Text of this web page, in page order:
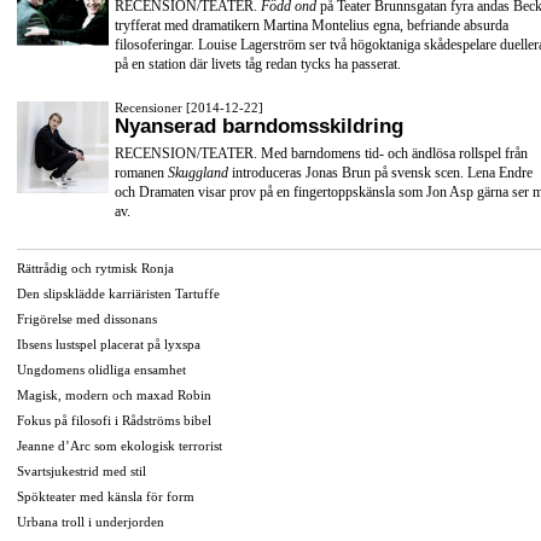
RECENSION/TEATER. Född ond på Teater Brunnsgatan fyra andas
tryfferat med dramatikern Martina Montelius egna, befriande absurda
filosoferingar. Louise Lagerström ser två högoktaniga skådespelare
på en station där livets tåg redan tycks ha passerat.
Recensioner [2014-12-22]
Nyanserad barndomsskildring
RECENSION/TEATER. Med barndomens tid- och ändlösa rollspel från
romanen Skuggland introduceras Jonas Brun på svensk scen. Lena Endre
och Dramaten visar prov på en fingertoppskänsla som Jon Asp gärna ser
av.
Rättrådig och rytmisk Ronja
Den slipsklädde karriäristen Tartuffe
Frigörelse med dissonans
Ibsens lustspel placerat på lyxspa
Ungdomens olidliga ensamhet
Magisk, modern och maxad Robin
Fokus på filosofi i Rådströms bibel
Jeanne d’Arc som ekologisk terrorist
Svartsjukestrid med stil
Spökteater med känsla för form
Urbana troll i underjorden